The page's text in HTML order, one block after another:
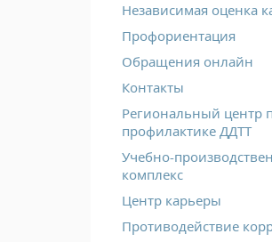
Независимая оценка
Профориентация
Обращения онлайн
Контакты
Региональный центр
профилактике ДДТТ
Учебно-
комплекс
Центр карьеры
Противодействие